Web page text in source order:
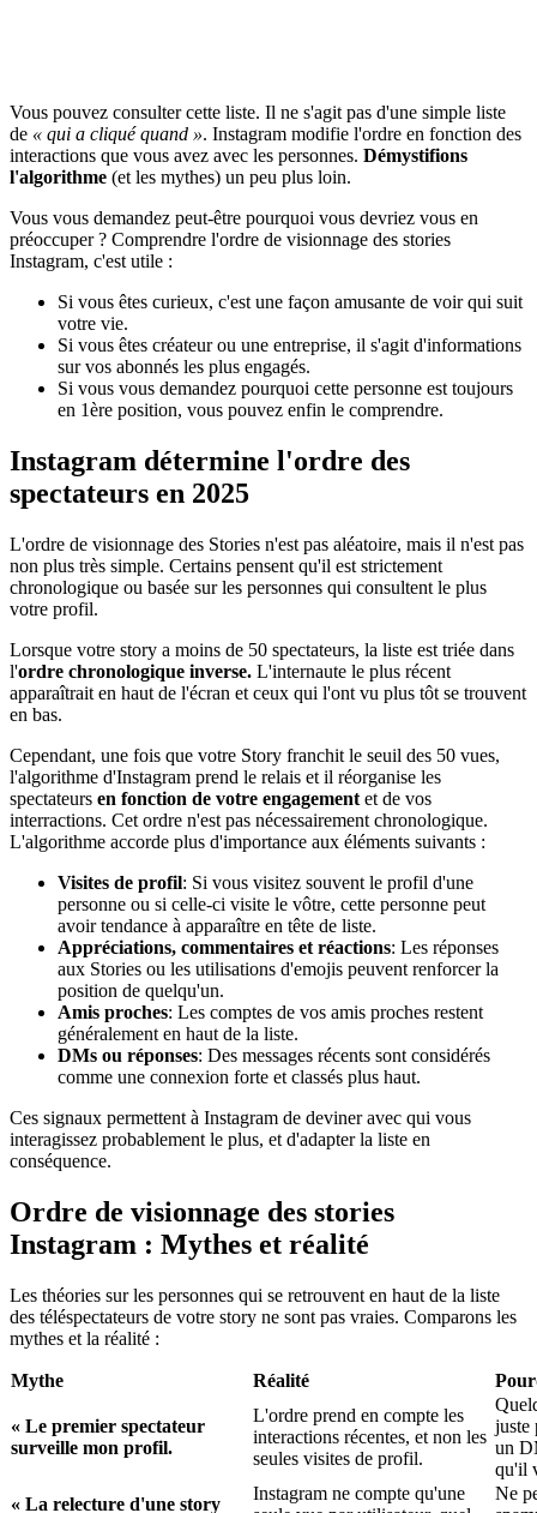
Vous pouvez consulter cette liste. Il ne s'agit pas d'une simple liste
de « qui a cliqué quand ». Instagram modifie l'ordre en fonction des
interactions que vous avez avec les personnes. Démystifions
l'algorithme (et les mythes) un peu plus loin.
Vous vous demandez peut-être pourquoi vous devriez vous en
préoccuper ? Comprendre l'ordre de visionnage des stories
Instagram, c'est utile :
Si vous êtes curieux, c'est une façon amusante de voir qui suit
votre vie.
Si vous êtes créateur ou une entreprise, il s'agit d'informations
sur vos abonnés les plus engagés.
Si vous vous demandez pourquoi cette personne est toujours
en 1ère position, vous pouvez enfin le comprendre.
Instagram détermine l'ordre des
spectateurs en 2025
L'ordre de visionnage des Stories n'est pas aléatoire, mais il n'est pas
non plus très simple. Certains pensent qu'il est strictement
chronologique ou basée sur les personnes qui consultent le plus
votre profil.
Lorsque votre story a moins de 50 spectateurs, la liste est triée dans
l'ordre chronologique inverse. L'internaute le plus récent
apparaîtrait en haut de l'écran et ceux qui l'ont vu plus tôt se trouvent
en bas.
Cependant, une fois que votre Story franchit le seuil des 50 vues,
l'algorithme d'Instagram prend le relais et il réorganise les
spectateurs en fonction de votre engagement et de vos
interractions. Cet ordre n'est pas nécessairement chronologique.
L'algorithme accorde plus d'importance aux éléments suivants :
Visites de profil: Si vous visitez souvent le profil d'une
personne ou si celle-ci visite le vôtre, cette personne peut
avoir tendance à apparaître en tête de liste.
Appréciations, commentaires et réactions: Les réponses
aux Stories ou les utilisations d'emojis peuvent renforcer la
position de quelqu'un.
Amis proches: Les comptes de vos amis proches restent
généralement en haut de la liste.
DMs ou réponses: Des messages récents sont considérés
comme une connexion forte et classés plus haut.
Ces signaux permettent à Instagram de deviner avec qui vous
interagissez probablement le plus, et d'adapter la liste en
conséquence.
Ordre de visionnage des stories
Instagram : Mythes et réalité
Les théories sur les personnes qui se retrouvent en haut de la liste
des téléspectateurs de votre story ne sont pas vraies. Comparons les
mythes et la réalité :
Mythe Réalité
« Le premier spectateur
surveille mon profil.
L'ordre prend en compte les
interactions récentes, et non les
seules visites de profil.
juste
un
qu'il
« La relecture d'une story
Instagram ne compte qu'une
Ne